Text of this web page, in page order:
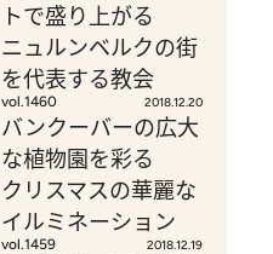
トで盛り上がる
ニュルンベルクの街
を代表する教会
vol.1460 2018.12.20
バンクーバーの広大
な植物園を彩る
クリスマスの華麗な
イルミネーション
vol.1459 2018.12.19